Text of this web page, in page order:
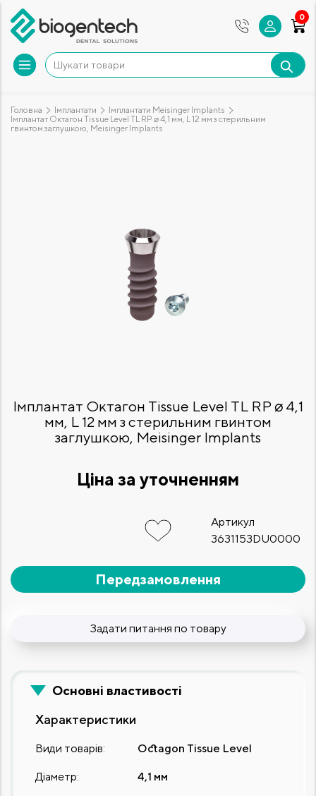
0
Головна Імплантати
Імплантати Meisinger Implants
Імплантат Октагон Tissue Level TL RP ⌀ 4,1 мм, L 12 мм з стерильним
гвинтом заглушкою, Meisinger Implants
Імплантат Октагон Tissue Level TL RP ⌀ 4,1
мм, L 12 мм з стерильним гвинтом
заглушкою, Meisinger Implants
Ціна за уточненням
Артикул
3631153DU0000
Передзамовлення
Задати питання по товару
Основні властивості
Характеристики
Види товарів: Octagon Tissue Level
Діаметр: 4,1 мм